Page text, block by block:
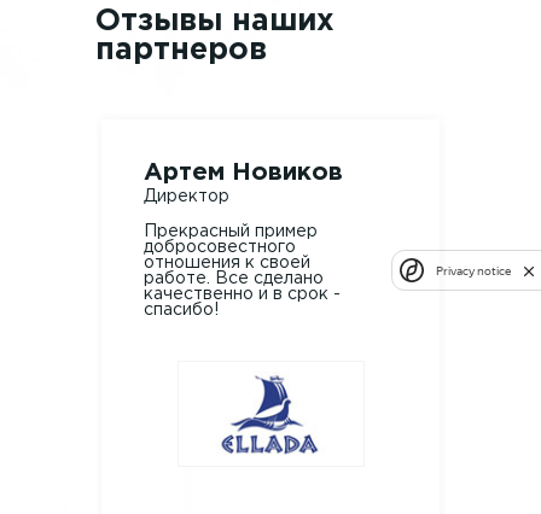
Отзывы наших
партнеров
Артем Новиков
Директор
Прекрасный пример
добросовестного
отношения к своей
работе. Все сделано
качественно и в срок -
спасибо!
Privacy notice